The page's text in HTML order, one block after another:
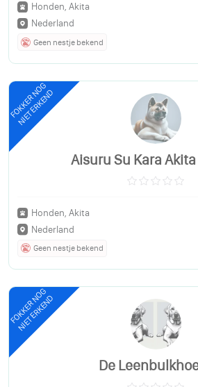
Honden, Akita
Nederland
Geen nestje bekend
FOKKER NOG
NIET ERKEND
Aisuru Su Kara
Honden, Akita
Nederland
Geen nestje bekend
FOKKER NOG
NIET ERKEND
De